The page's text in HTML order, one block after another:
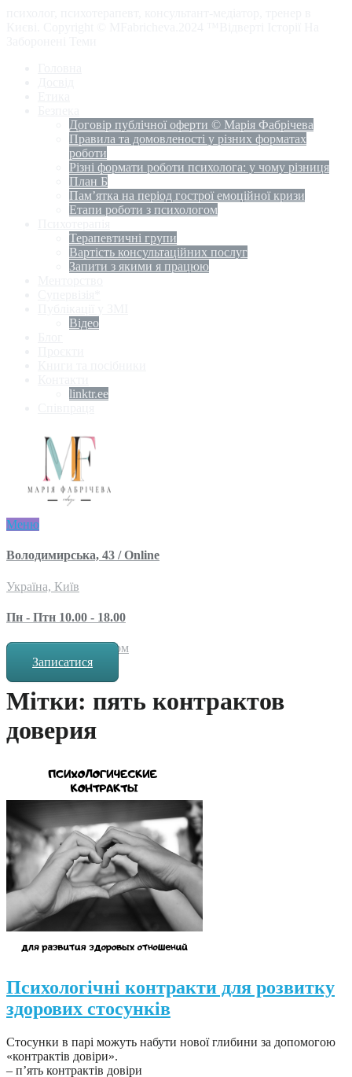
Договір публічної оферти © Марія Фабрічева
Правила та домовленості у різних форматах
роботи
Різні формати роботи психолога: у чому різниця
План Б
Пам’ятка на період гострої емоційної кризи
Етапи роботи з психологом
Терапевтичні групи
Вартість консультаційних послуг
Запити з якими я працюю
Відео
linktr.ee
Меню
Володимирська, 43 / Online
Україна, Київ
Пн - Птн 10.00 - 18.00
за попереднім записом
Записатися
Мітки: пять контрактов
доверия
Психологічні контракти для розвитку
здорових стосунків
Стосунки в парі можуть набути нової глибини за допомогою
«контрактів довіри».
– п’ять контрактів довіри